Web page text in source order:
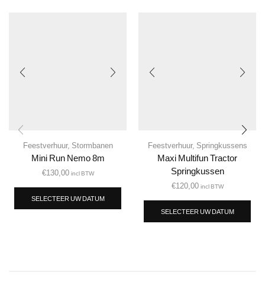
Feestverhuur, Stormbanen
Mini Run Nemo 8m
€130,00 incl BTW
SELECTEER UW DATUM
Feestverhuur, Springkussens
Maxi Multifun Tractor
Springkussen
€120,00 incl BTW
SELECTEER UW DATUM